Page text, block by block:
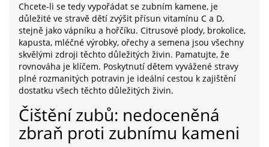
Chcete-li se tedy vypořádat se zubním kamene, je
důležité ve stravě dětí zvýšit přísun vitamínu C a D,
stejně jako vápníku a hořčíku. Citrusové plody, brokolice,
kapusta, mléčné výrobky, ořechy a semena jsou všechny
skvělými zdroji těchto důležitých živin. Pamatujte, že
rovnováha je klíčem. Poskytnutí dětem vyvážené stravy
plné rozmanitých potravin je ideální cestou k zajištění
dostatku všech těchto důležitých živin.
Čištění zubů: nedoceněná
zbraň proti zubnímu kameni